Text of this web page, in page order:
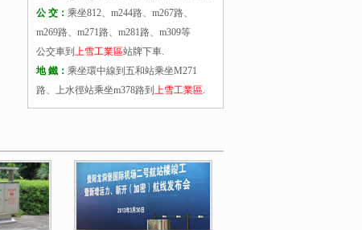
公 交： 乘坐812、m244路、m267路、
m269路、m271路、m281路、m309等
公交車到 上雪工業區站牌下車.
地 鐵： 乘坐環中線到五和站乘坐M271
路、上水徑站乘坐m378路到 上雪工業區.